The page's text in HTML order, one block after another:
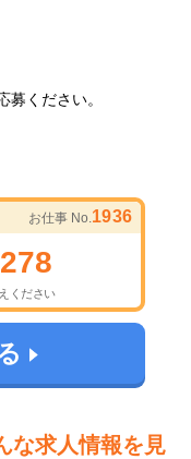
募ください。
お仕事 No. 1936
ください
な求人情報を見